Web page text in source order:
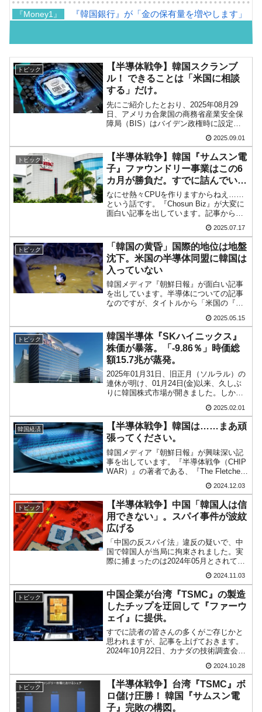
『Money1』
『韓国銀行』が「金の保有量を増やします」
まで拡大 ⇒ 海外資金の動きに強く左右される状態
『Money1』
韓国･帰ってきた李在明。李在明を支持しな
い「50.5％」に上昇
韓国大統領府ボンクラ政策室長が告発された
⇒ 国家が行った恐るべき株価操作であり、空前の国政壟断
『Money1』
韓国･警察職員が「丸刈りになって抗議活
動」
『Money1』
中国だけが鉄鋼輸出を異常増加させる ⇒ 中
国の過剰生産が世界を蝕む。
は全般的「不調」⇒ PSIが示す現況は決して良くない。
『Money1』
【米韓激突案件】韓国消費者院が『クーパ
ン』1人当たり賠償10万ウォンを認定 ⇒ 総額3兆7,000億
『Money1』 韓国で猛暑。南東部では干ばつ
「KDDX」1番艦、2032年竣工と公示
『Money1』
【対日本円】ウォン安が急進！ 日米の協調に
韓国がいっちょがみしたのでは。
『Money1』
韓国政府『BYD』車への補助金を全廃 ⇒ 実
は韓国で『BYD』車は売れている。6カ月で対前年同期比1.9
『Money1』
在韓米国大使スティールが着韓！⇒ さっそく
空港に詰めかけ「出て行け！」「極右勢力」のプラカードを
掲げる「在韓反米勢力」
韓国政府「2035年までに18.4GW規模のAIデ
『Money1』
JPモルガン「韓国レバレッジETFの清算はほ
ぼ終わった」
『Money1』
韓国『国民年金公団』株価暴落で200兆蒸
韓国政府「ニセＫ-ブランドを通報しようキャ
ンペーン」⇒ あの名物教授も登場！
『Money1』
韓国「橋が落ちました」⇒ 耐久性「なさす
ぎ」では。
トピック
【半導体戦争】韓国スクランブ
ル！ できることは「米国に相談
する」だけ。
先にご紹介したとおり、2025年08月29
日、アメリカ合衆国の商務省産業安全保
障局（BIS）はバイデン政権時に設定さ
輸出制限についての特例措置」を撤回す
る――としました。韓国の『サムスン電
子』『SKハイニ...
2025.09.01
トピック
【半導体戦争】韓国『サムスン電
子』ファウンドリー事業はこの6
カ月が勝負だ。すでに詰んでいる
のでは
なにせ熱々CPUを作りますからねえ……
という話です。『Chosun Biz』が大変に
面白い記事を出しています。記事から一
部を以下に引きます。（前略）07日、業
界によると、『サムスン電子』の事業支
援タスクフォース（TF）やサムスングロ
ーバルリ...
2025.07.17
トピック
「韓国の黄昏」国際的地位は地盤
沈下。米国の半導体同盟に韓国は
入っていない
韓国メディア『朝鮮日報』が面白い記事
を出しています。半導体についての記事
なのですが、タイトルから「米国の『半
っています。Googleの自動翻訳は「アメ
リカの『半導体同盟』で薄暗くなる韓
国」と訳しますが、こ...
2025.05.15
トピック
韓国半導体『SKハイニックス』
株価が暴落。「-9.86％」時価総
額15.7兆が蒸発。
2025年01月31日、旧正月（ソルラル）の
連休が明け、01月24日(金)以来、久しぶ
りに韓国株式市場が開きました。しか
クス』にとっては厄日となりました。株
価が墜落しました。以下をご覧くださ
い。連休...
2025.02.01
韓国経済
【半導体戦争】韓国は……まあ頑
張ってください。
韓国メディア『朝鮮日報』が興味深い記
事を出しています。『半導体戦争（CHIP
WAR）』の著者である、『The Fletcher
University（タフツ大学フレッチ...2024.12.03
トピック
【半導体戦争】中国「韓国人は信
用できない」。スパイ事件が波紋
広げる
「中国の反スパイ法」違反の疑いで、中
国で韓国人が当局に拘束されました。実
際に捕まったのは2024年05月とされてい
『KBS』が報じ、韓国内で注目されまし
た。対応を問われた韓国政府がどのよう
に述べた...
2024.11.03
トピック
中国企業が台湾『TSMC』の製造
したチップを迂回して『ファーウ
ェイ』に提供。
すでに読者の皆さんの多くがご存じかと
思われますが、記事を上げておきます。
2024年10月22日、カナダの技術調査会社
ウェイ）』のAIプロセッサー「Ascend
910B」を分解調査した結...
2024.10.28
トピック
【半導体戦争】台湾『TSMC』ボ
ロ儲け圧勝！ 韓国『サムスン電
子』完敗の構図。